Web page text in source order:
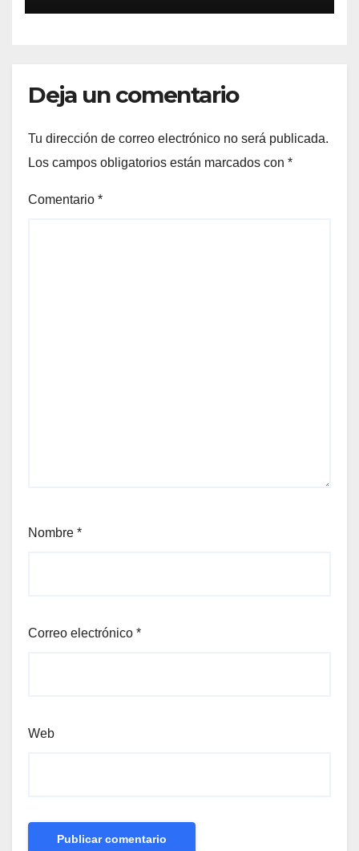
Deja un comentario
Tu dirección de correo electrónico no será publicada.
Los campos obligatorios están marcados con *
Comentario *
Nombre *
Correo electrónico *
Web